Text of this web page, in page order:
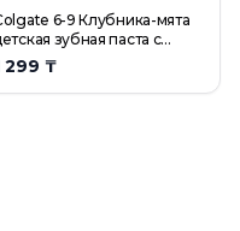
6-9 Клубника-мята
зубная паста с
60 мл
299 ₸